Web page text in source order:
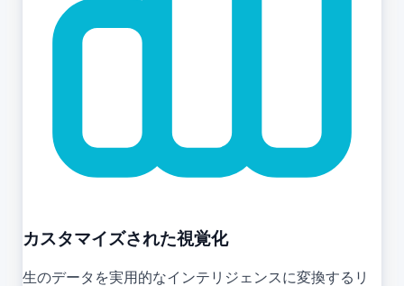
カスタマイズされた視覚化
生のデータを実用的なインテリジェンスに変換するリ